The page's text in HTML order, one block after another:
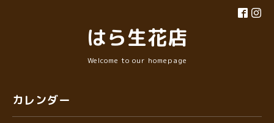
はら生花店
Welcome to our homepage
カレンダー